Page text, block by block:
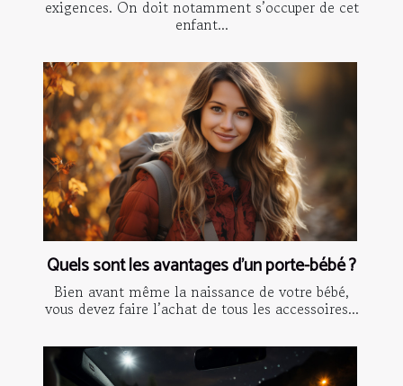
exigences. On doit notamment s’occuper de cet
enfant...
Quels sont les avantages d’un porte-bébé ?
Bien avant même la naissance de votre bébé,
vous devez faire l’achat de tous les accessoires...